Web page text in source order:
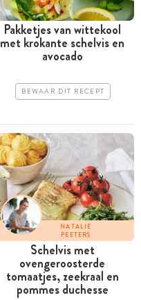
Pakketjes van wittekool
met krokante schelvis en
avocado
BEWAAR DIT RECEPT
NATALIE
PEETERS
Schelvis met
ovengeroosterde
tomaatjes, zeekraal en
pommes duchesse